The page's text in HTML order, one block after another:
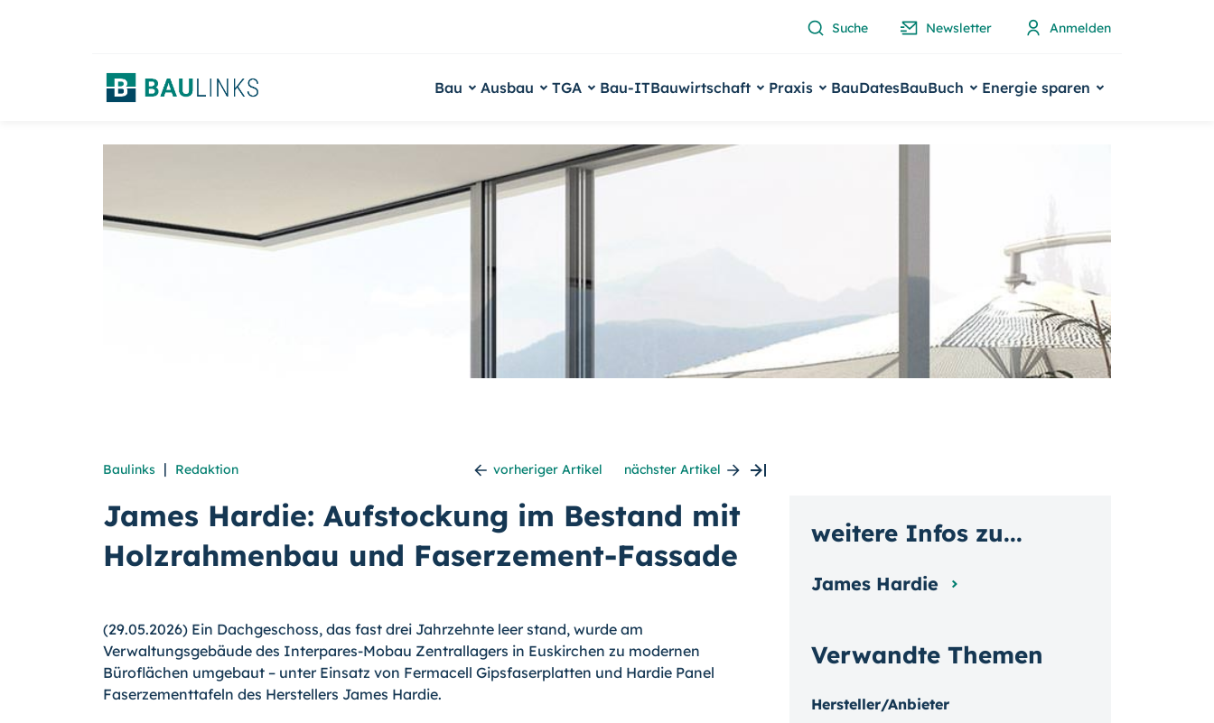
Suche Newsletter Anmelden
Bau Ausbau TGA Bau-ITBauwirtschaft Praxis BauDatesBauBuch Energie sparen
Baulinks | Redaktion vorheriger Artikel nächster Artikel
James Hardie: Aufstockung im Bestand mit
Holzrahmenbau und Faserzement-Fassade
(29.05.2026) Ein Dachgeschoss, das fast drei Jahrzehnte leer stand, wurde am
Verwaltungsgebäude des Interpares-Mobau Zentrallagers in Euskirchen zu modernen
Büroflächen umgebaut – unter Einsatz von Fermacell Gipsfaserplatten und Hardie Panel
Faserzementtafeln des Herstellers James Hardie.
Verwandte Themen
Hersteller/Anbieter
weitere Infos zu...
James Hardie